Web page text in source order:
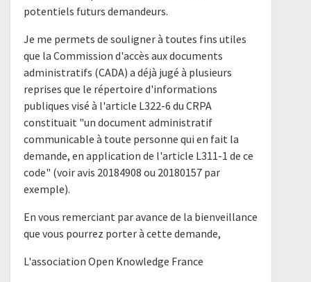
potentiels futurs demandeurs.
Je me permets de souligner à toutes fins utiles
que la Commission d'accès aux documents
administratifs (CADA) a déjà jugé à plusieurs
reprises que le répertoire d'informations
publiques visé à l'article L322-6 du CRPA
constituait "un document administratif
communicable à toute personne qui en fait la
demande, en application de l'article L311-1 de ce
code" (voir avis 20184908 ou 20180157 par
exemple).
En vous remerciant par avance de la bienveillance
que vous pourrez porter à cette demande,
L'association Open Knowledge France